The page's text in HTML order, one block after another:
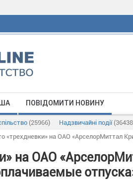
ПОВІДОМИТИ НОВИНУ
(25966) Надзвичайні події
«трехдневки» на ОАО «АрселорМиттал
на ОАО